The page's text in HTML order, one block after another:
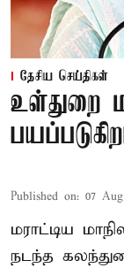
தேசிய செய்திகள்
உள்துறை
Published on: 07
மராட்டிய
நடந்த